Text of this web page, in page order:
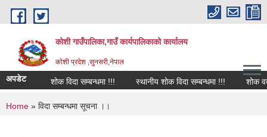
Skip to main content
कोशी गाउँपालिका,गाउँ कार्यपालिकाको कार्यालय
काेशी प्रदेश ,सुनसरी,नेपाल
अपडेट शोक विदा सम्बन्धमा !!! स्थानीय शोक विदा सम्बन्धमा !!! शोक
You are here
Home » विदा सम्बन्धमा सूचना ।।